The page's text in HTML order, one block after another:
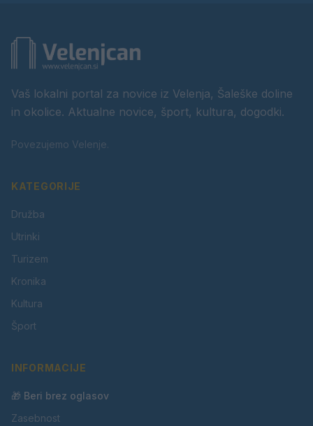
Vaš lokalni portal za novice iz Velenja, Šaleške doline
in okolice. Aktualne novice, šport, kultura, dogodki.
Povezujemo Velenje.
KATEGORIJE
Družba
Utrinki
Turizem
Kronika
Kultura
Šport
INFORMACIJE
🎁 Beri brez oglasov
Zasebnost